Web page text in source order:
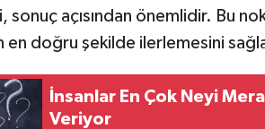
sonuç açısından önemlidir. Bu
en doğru şekilde ilerlemesini
İnsanlar En Çok Neyi
Veriyor